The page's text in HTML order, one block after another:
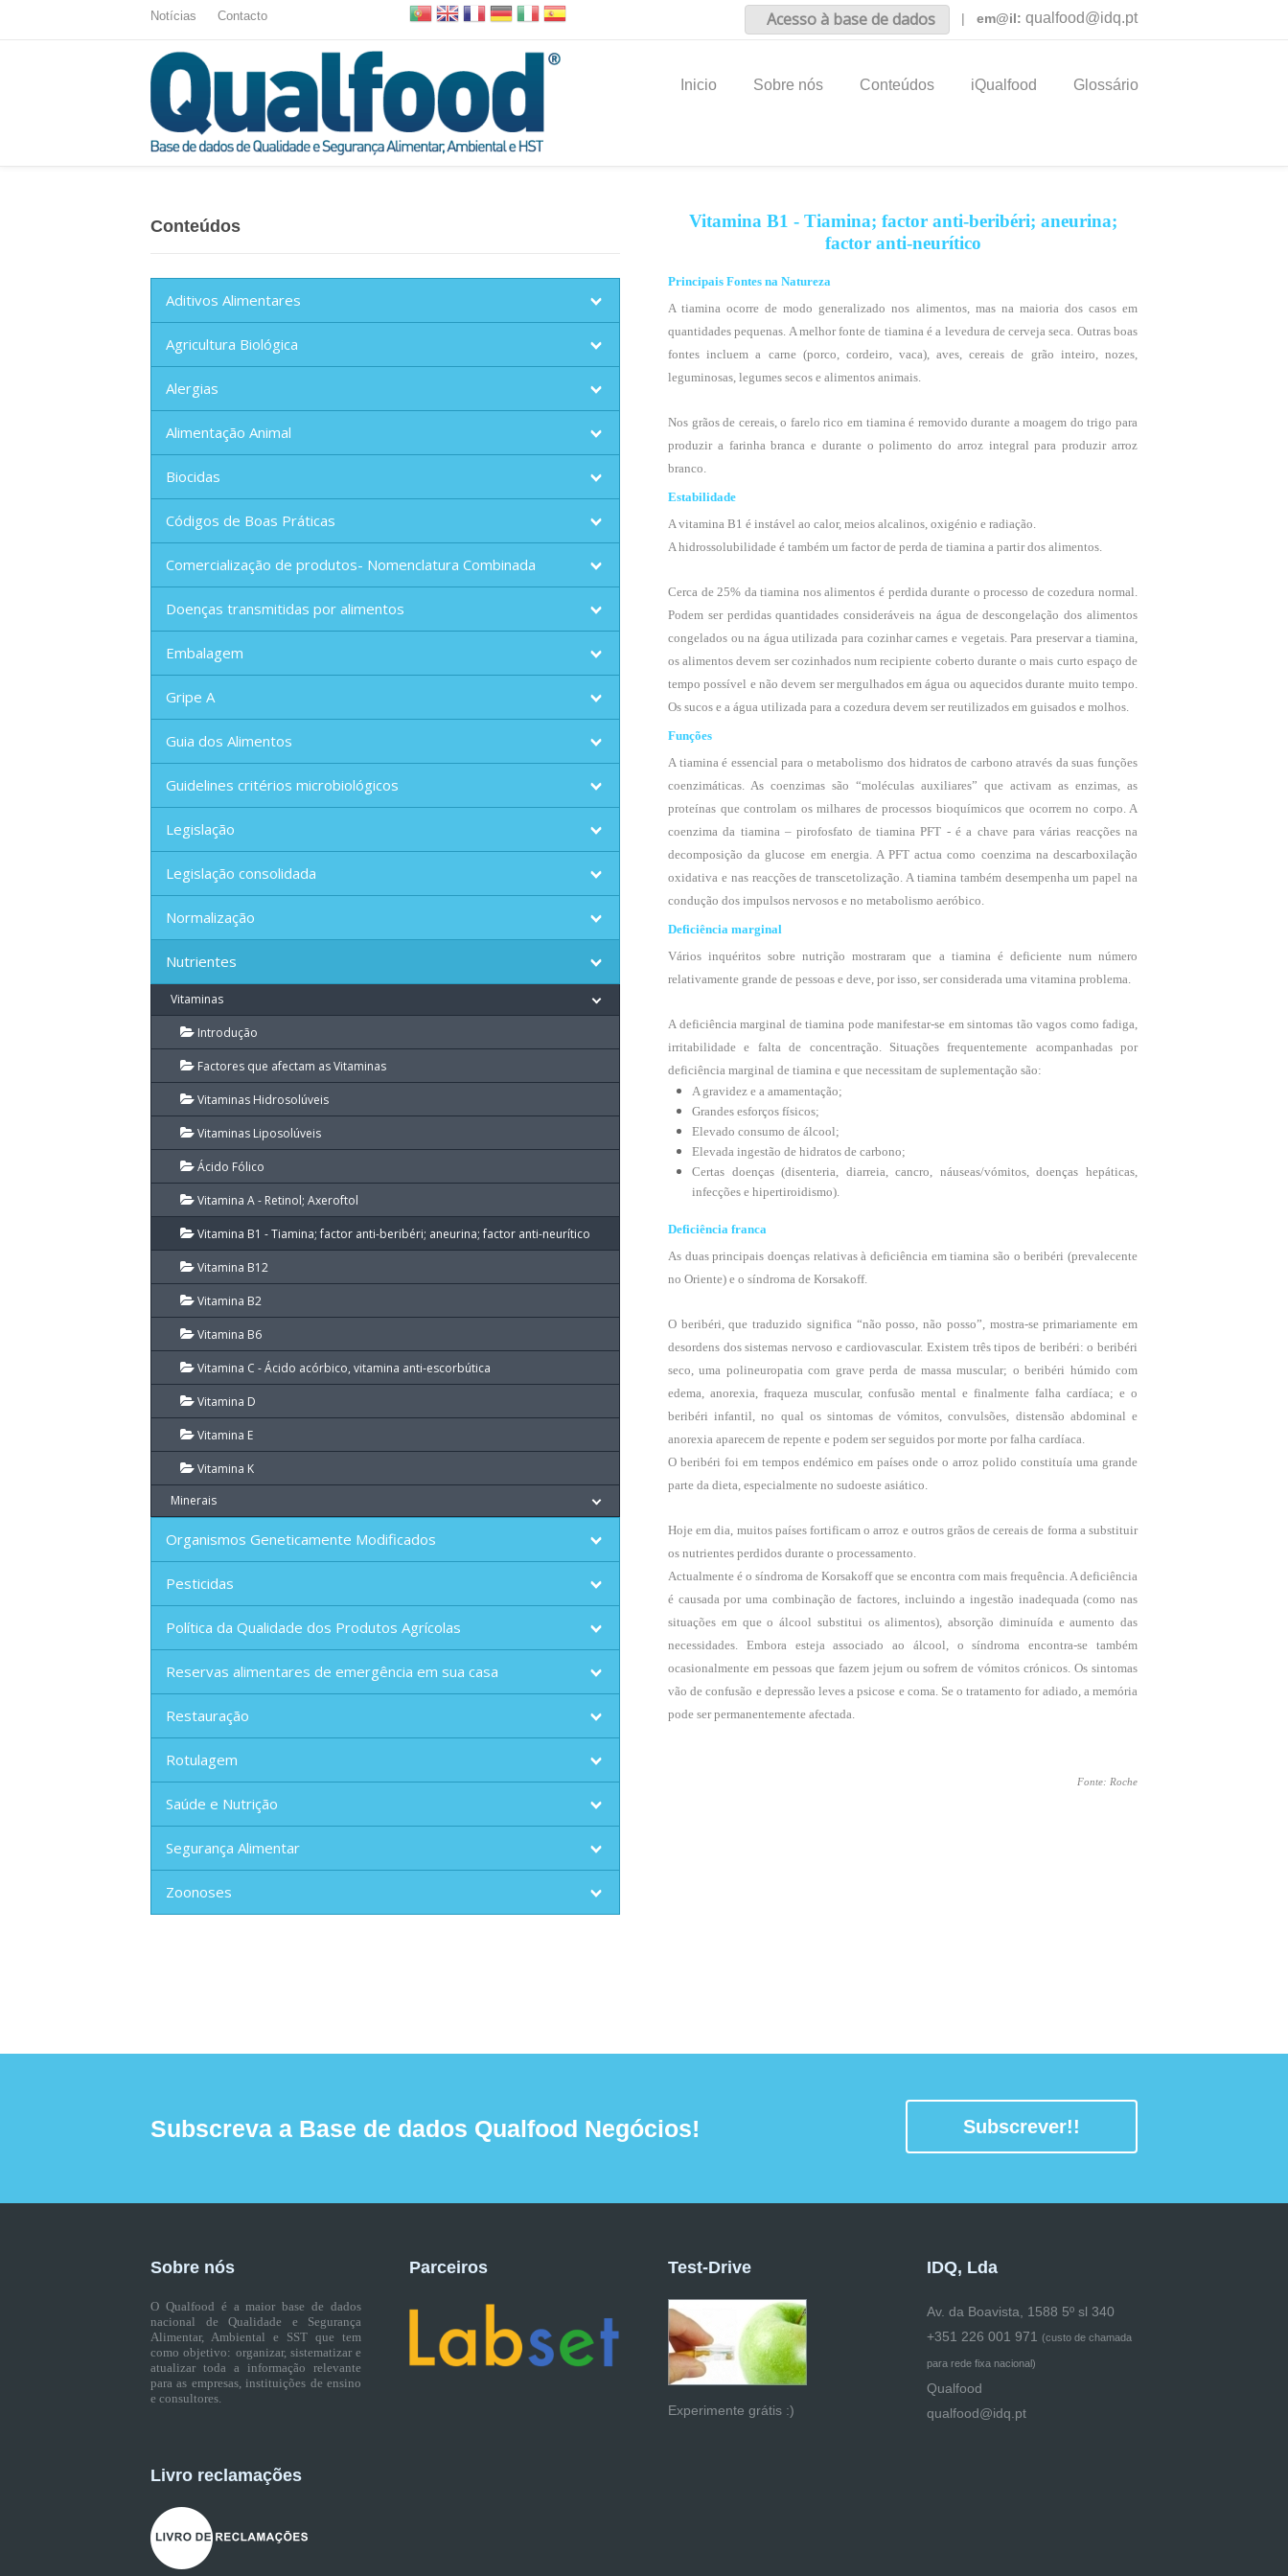
Notícias Contacto Acesso à base de dados | em@il: qualfood@idq.pt
Inicio Sobre nós Conteúdos iQualfood Glossário
Vitamina B1 - Tiamina; factor anti-beribéri; aneurina;
factor anti-neurítico
Principais Fontes na Natureza
A tiamina ocorre de modo generalizado nos alimentos, mas na maioria dos casos em
quantidades pequenas. A melhor fonte de tiamina é a levedura de cerveja seca. Outras boas
fontes incluem a carne (porco, cordeiro, vaca), aves, cereais de grão inteiro, nozes,
leguminosas, legumes secos e alimentos animais.
Nos grãos de cereais, o farelo rico em tiamina é removido durante a moagem do trigo para
produzir a farinha branca e durante o polimento do arroz integral para produzir arroz
branco.
Estabilidade
A vitamina B1 é instável ao calor, meios alcalinos, oxigénio e radiação.
A hidrossolubilidade é também um factor de perda de tiamina a partir dos alimentos.
Cerca de 25% da tiamina nos alimentos é perdida durante o processo de cozedura normal.
Podem ser perdidas quantidades consideráveis na água de descongelação dos alimentos
congelados ou na água utilizada para cozinhar carnes e vegetais. Para preservar a tiamina,
os alimentos devem ser cozinhados num recipiente coberto durante o mais curto espaço de
tempo possível e não devem ser mergulhados em água ou aquecidos durante muito tempo.
Os sucos e a água utilizada para a cozedura devem ser reutilizados em guisados e molhos.
Funções
A tiamina é essencial para o metabolismo dos hidratos de carbono através da suas funções
coenzimáticas. As coenzimas são “moléculas auxiliares” que activam as enzimas, as
proteínas que controlam os milhares de processos bioquímicos que ocorrem no corpo. A
coenzima da tiamina – pirofosfato de tiamina PFT - é a chave para várias reacções na
decomposição da glucose em energia. A PFT actua como coenzima na descarboxilação
oxidativa e nas reacções de transcetolização. A tiamina também desempenha um papel na
condução dos impulsos nervosos e no metabolismo aeróbico.
Deficiência marginal
Vários inquéritos sobre nutrição mostraram que a tiamina é deficiente num número
relativamente grande de pessoas e deve, por isso, ser considerada uma vitamina problema.
A deficiência marginal de tiamina pode manifestar-se em sintomas tão vagos como fadiga,
irritabilidade e falta de concentração. Situações frequentemente acompanhadas por
deficiência marginal de tiamina e que necessitam de suplementação são:
A gravidez e a amamentação;
Grandes esforços físicos;
Elevado consumo de álcool;
Elevada ingestão de hidratos de carbono;
Certas doenças (disenteria, diarreia, cancro, náuseas/vómitos, doenças hepáticas,
infecções e hipertiroidismo).
Deficiência franca
As duas principais doenças relativas à deficiência em tiamina são o beribéri (prevalecente
no Oriente) e o síndroma de Korsakoff.
O beribéri, que traduzido significa “não posso, não posso”, mostra-se primariamente em
desordens dos sistemas nervoso e cardiovascular. Existem três tipos de beribéri: o beribéri
seco, uma polineuropatia com grave perda de massa muscular; o beribéri húmido com
edema, anorexia, fraqueza muscular, confusão mental e finalmente falha cardíaca; e o
beribéri infantil, no qual os sintomas de vómitos, convulsões, distensão abdominal e
anorexia aparecem de repente e podem ser seguidos por morte por falha cardíaca.
O beribéri foi em tempos endémico em países onde o arroz polido constituía uma grande
parte da dieta, especialmente no sudoeste asiático.
Hoje em dia, muitos países fortificam o arroz e outros grãos de cereais de forma a substituir
os nutrientes perdidos durante o processamento.
Actualmente é o síndroma de Korsakoff que se encontra com mais frequência. A deficiência
é causada por uma combinação de factores, incluindo a ingestão inadequada (como nas
situações em que o álcool substitui os alimentos), absorção diminuída e aumento das
necessidades. Embora esteja associado ao álcool, o síndroma encontra-se também
ocasionalmente em pessoas que fazem jejum ou sofrem de vómitos crónicos. Os sintomas
vão de confusão e depressão leves a psicose e coma. Se o tratamento for adiado, a memória
pode ser permanentemente afectada.
Fonte: Roche
Conteúdos
Aditivos Alimentares
Agricultura Biológica
Alergias
Alimentação Animal
Biocidas
Códigos de Boas Práticas
Comercialização de produtos- Nomenclatura Combinada
Doenças transmitidas por alimentos
Embalagem
Gripe A
Guia dos Alimentos
Guidelines critérios microbiológicos
Legislação
Legislação consolidada
Normalização
Nutrientes
Vitaminas
Introdução
Factores que afectam as Vitaminas
Vitaminas Hidrosolúveis
Vitaminas Liposolúveis
Ácido Fólico
Vitamina A - Retinol; Axeroftol
Vitamina B1 - Tiamina; factor anti-beribéri; aneurina; factor anti-neurítico
Vitamina B12
Vitamina B2
Vitamina B6
Vitamina C - Ácido acórbico, vitamina anti-escorbútica
Vitamina D
Vitamina E
Vitamina K
Minerais
Organismos Geneticamente Modificados
Pesticidas
Política da Qualidade dos Produtos Agrícolas
Reservas alimentares de emergência em sua casa
Restauração
Rotulagem
Saúde e Nutrição
Segurança Alimentar
Zoonoses
Subscreva a Base de dados Qualfood Negócios! Subscrever!!
Sobre nós
O Qualfood é a maior base de dados
nacional de Qualidade e Segurança
Alimentar, Ambiental e SST que tem
como objetivo: organizar, sistematizar e
atualizar toda a informação relevante
para as empresas, instituições de ensino
e consultores.
Livro reclamações
Parceiros Test-Drive
Experimente grátis :)
IDQ, Lda
Av. da Boavista, 1588 5º sl 340
+351 226 001 971 (custo de chamada
para rede fixa nacional)
Qualfood
qualfood@idq.pt